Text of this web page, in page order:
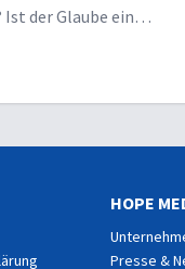
Ist der Glaube ein
HOPE
Presse &